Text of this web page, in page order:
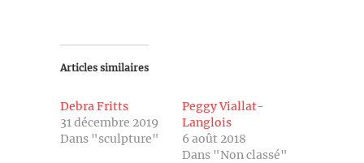
Articles similaires
Debra Fritts
31 décembre 2019
Dans "sculpture"
Peggy Viallat-
Langlois
6 août 2018
Dans "Non classé"